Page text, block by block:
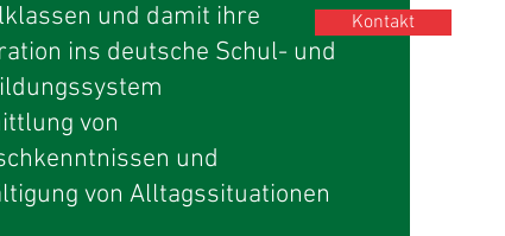
Kontakt
und damit ihre
ins deutsche Schul- und
von
und
von Alltagssituationen